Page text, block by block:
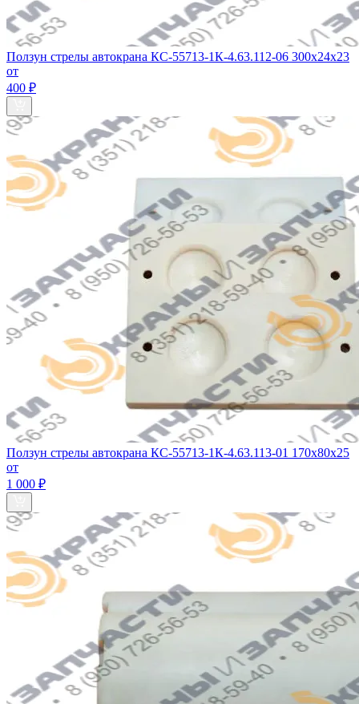
Ползун стрелы автокрана КС-55713-1К-4.63.112-06 300х24х23
от
400 ₽
Ползун стрелы автокрана КС-55713-1К-4.63.113-01 170х80х25
от
1 000 ₽